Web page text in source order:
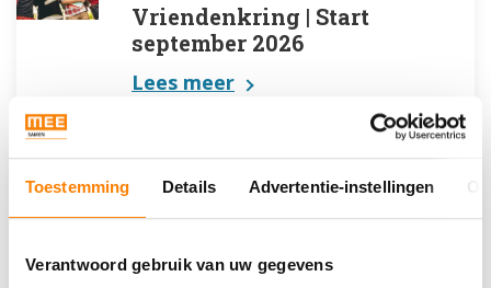
Toestemming Details Advertentie-instellingen
Verantwoord gebruik van uw gegevens
Vriendenkring | Start
september 2026
Lees meer
Word vrijwillig reismaatje
op weg